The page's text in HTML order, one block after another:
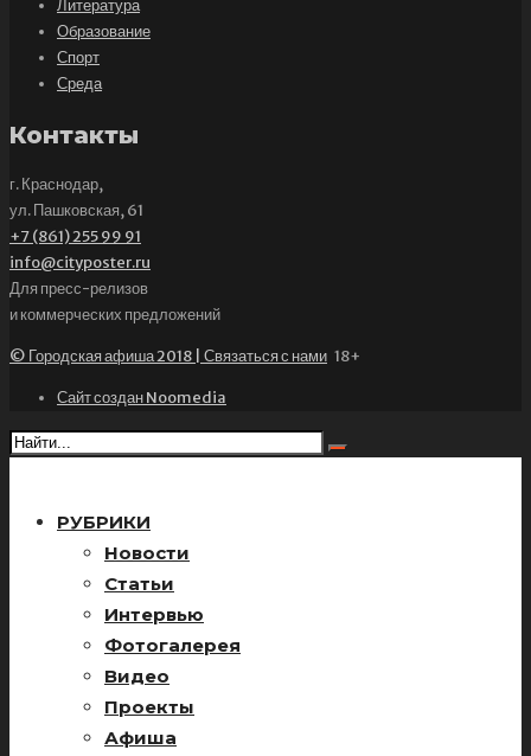
Литература
Образование
Спорт
Среда
Контакты
г. Краснодар,
ул. Пашковская, 61
+7 (861) 255 99 91
info@cityposter.ru
Для пресс-релизов
и коммерческих предложений
© Городская афиша 2018 | Связаться с нами 18+
Сайт создан Noomedia
РУБРИКИ
Новости
Статьи
Интервью
Фотогалерея
Видео
Проекты
Афиша